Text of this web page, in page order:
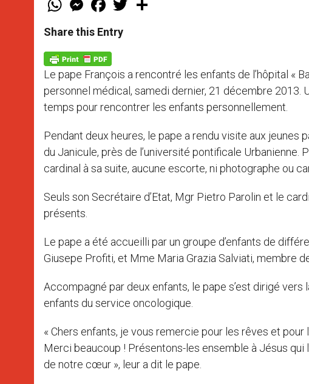
t
s
p
p
e
s
e
g
e
r
a
e
b
k
w
Share this Entry
Le pape François a rencontré les enfants de l’hôpital «
personnel médical, samedi dernier, 21 décembre 2013.
temps pour rencontrer les enfants personnellement.
Pendant deux heures, le pape a rendu visite aux jeunes
du Janicule, près de l’université pontificale Urbanienne.
cardinal à sa suite, aucune escorte, ni photographe ou
Seuls son Secrétaire d’Etat, Mgr Pietro Parolin et le
présents.
Le pape a été accueilli par un groupe d’enfants de
Giusepe Profiti, et Mme Maria Grazia Salviati, membre
Accompagné par deux enfants, le pape s’est dirigé
enfants du service oncologique.
« Chers enfants, je vous remercie pour les rêves et
Merci beaucoup ! Présentons-les ensemble à Jésus qui
de notre cœur », leur a dit le pape.